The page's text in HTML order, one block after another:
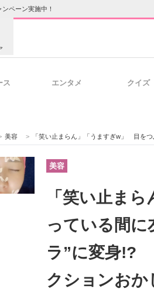
ペーン実施中！
ネスと働き方のヒント
ス エンタメ クイズ
美容 > 「笑い止まらん」「うますぎw」 目をつぶっている
美容
「笑い止ま
っている間
ラ”に変身!?
クションおか